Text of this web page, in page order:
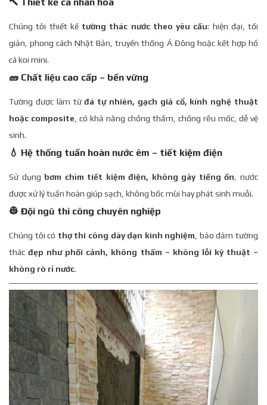
Chúng tôi thiết kế tường thác nước theo yêu cầu: hiện đại, tối
giản, phong cách Nhật Bản, truyền thống Á Đông hoặc kết hợp hồ
cá koi mini.
🧱 Chất liệu cao cấp – bền vững
Tường được làm từđá tự nhiên, gạch giả cổ, kính nghệ thuật
hoặc composite , có khả năng chống thấm, chống rêu mốc, dễ vệ
sinh.
💧 Hệ thống tuần hoàn nước êm – tiết kiệm điện
Sử dụng bơm chìm tiết kiệm điện, không gây tiếng ồn , nước
được xử lý tuần hoàn giúp sạch, không bốc mùi hay phát sinh muỗi.
👷 Đội ngũ thi công chuyên nghiệp
Chúng tôi có thợ thi công dày dạn kinh nghiệm , bảo đảm tường
thácđẹp như phối cảnh, không thấm – không lỗi kỹ thuật –
không rò rỉ nước.